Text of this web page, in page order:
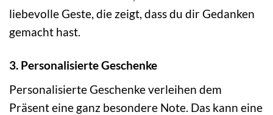
liebevolle Geste, die zeigt, dass du dir Gedanken
gemacht hast.
3. Personalisierte Geschenke
Personalisierte Geschenke verleihen dem
Präsent eine ganz besondere Note. Das kann eine